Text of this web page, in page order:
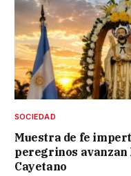
SOCIEDAD
Muestra de fe
peregrinos avanzan
Cayetano